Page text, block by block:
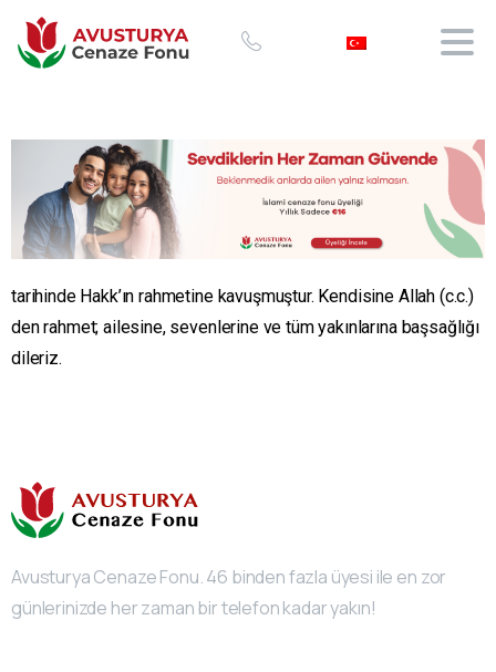
tarihinde Hakk’ın rahmetine kavuşmuştur. Kendisine Allah (c.c.)
den rahmet; ailesine, sevenlerine ve tüm yakınlarına başsağlığı
dileriz.
Avusturya Cenaze Fonu. 46 binden fazla üyesi ile en zor
günlerinizde her zaman bir telefon kadar yakın!